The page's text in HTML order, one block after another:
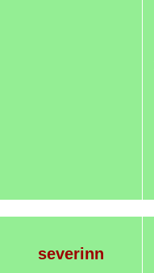
severinn